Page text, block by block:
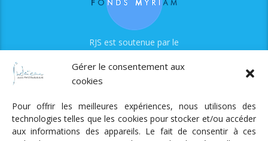
Gérer le consentement aux
cookies
Pour offrir les meilleures expériences, nous utilisons des
technologies telles que les cookies pour stocker et/ou accéder
aux informations des appareils. Le fait de consentir à ces
RJS est soutenue par le